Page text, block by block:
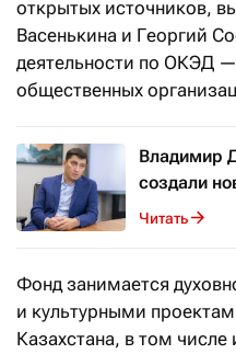
открытых источников,
Васенькина и Георгий
деятельности по ОКЭД
общественных
Владимир
создали
Читать
Фонд занимается
и культурными
Казахстана, в том